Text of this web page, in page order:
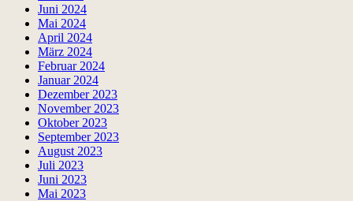
Juni 2024
Mai 2024
April 2024
März 2024
Februar 2024
Januar 2024
Dezember 2023
November 2023
Oktober 2023
September 2023
August 2023
Juli 2023
Juni 2023
Mai 2023